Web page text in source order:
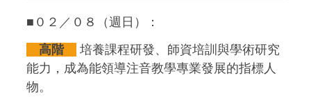
■０２／０８（週日）：
高階
培養課程研發、師資培訓與學術研究
能力，成為能領導注音教學專業發展的指標人
物。